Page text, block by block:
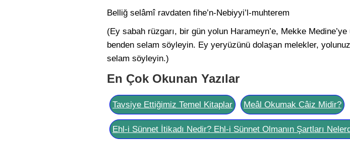
Belliğ selâmî ravdaten fihe’n-Nebiyyi’l-muhterem
(Ey sabah rüzgarı, bir gün yolun Harameyn’e, Mekke
benden selam söyleyin. Ey yeryüzünü dolaşan melekler,
selam söyleyin.)
En Çok Okunan Yazılar
Tavsiye Ettiğimiz Temel Kitaplar Meâl Okumak Câiz Midir?
Ehl-i Sünnet İtikadı Nedir? Ehl-i Sünnet Olmanın Şartları